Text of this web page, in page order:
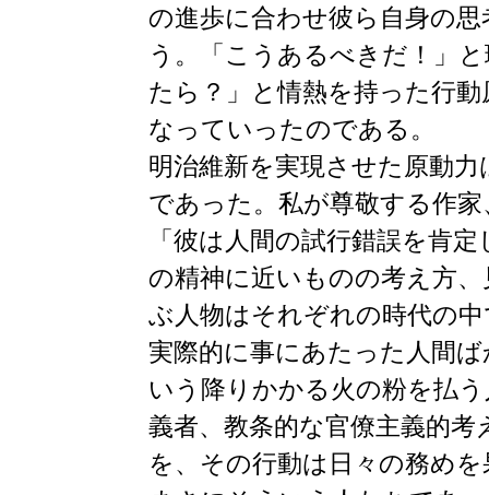
の進歩に合わせ彼ら自身の
う。「こうあるべきだ！」
たら？」と情熱を持った行
なっていったのである。
明治維新を実現させた原動
であった。私が尊敬する作
「彼は人間の試行錯誤を肯
の精神に近いものの考え方
ぶ人物はそれぞれの時代の
実際的に事にあたった人間
いう降りかかる火の粉を払
義者、教条的な官僚主義的
を、その行動は日々の務め